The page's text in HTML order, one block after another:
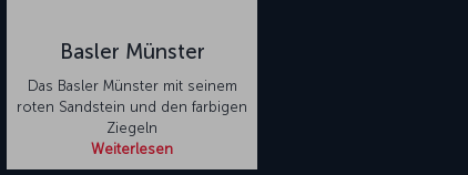
Basler Münster
Das Basler Münster mit seinem
roten Sandstein und den farbigen
Ziegeln
Weiterlesen